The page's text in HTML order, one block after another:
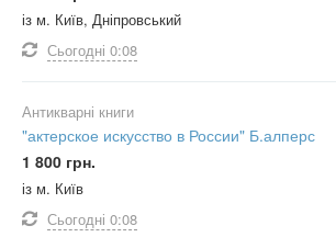
із м. Київ, Дніпровський
Сьогодні 0:08
Антикварні книги
"актерское искусство в России" Б.алперс
1 800 грн.
із м. Київ
Сьогодні 0:08